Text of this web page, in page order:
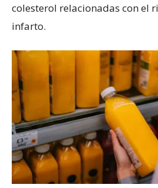
colesterol relacionadas con el
infarto.